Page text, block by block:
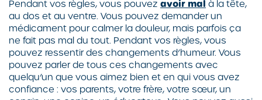
Pendant vos règles, vous pouvez avoir mal à la tête,
au dos et au ventre. Vous pouvez demander un
médicament pour calmer la douleur, mais parfois ça
ne fait pas mal du tout. Pendant vos règles, vous
pouvez ressentir des changements d’humeur. Vous
pouvez parler de tous ces changements avec
quelqu’un que vous aimez bien et en qui vous avez
confiance : vos parents, votre frère, votre sœur, un